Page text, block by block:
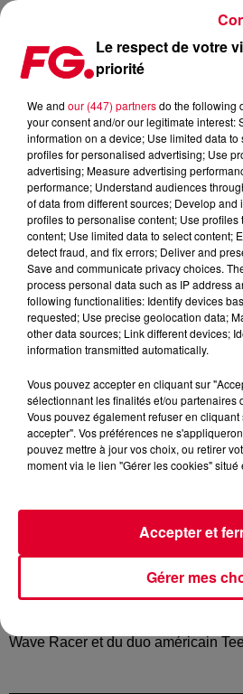
FLUME, DEJA DES REMIXES
Publié : 31 mars 2016 à 8h58 par
En début d'année, l’Australien
des titres électro de l’année 2016.
Ultra efficace, envoûtant, le
Kai.
Wave Racer et du duo américain
Le respect de votre
priorité
We and our (447) partnersdo the following
your consent and/or our legitimate interest:
information on a device; Use limited data
profiles for personalised advertising; Use
advertising; Measure advertising
performance; Understand audiences
of data from different sources; Develop
profiles to personalise content; Use profiles
content; Use limited data to select content;
detect fraud, and fix errors; Deliver and
Save and communicate privacy choices.
process personal data such as IP address
following functionalities: Identify devices
requested; Use precise geolocation data;
other data sources; Link different devices;
information transmitted automatically.
Vous pouvez accepter en cliquant sur
sélectionnant les finalités et/ou partenaires
Vous pouvez également refuser en
accepter". Vos préférences ne
pouvez mettre à jour vos choix, ou retirer
moment via le lien "Gérer les cookies"
Gérer mes
Accepter et